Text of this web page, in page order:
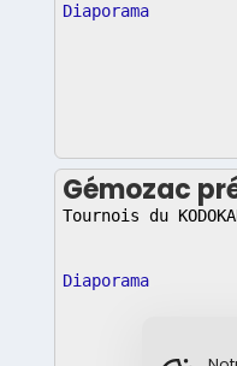
Diaporama
Gémozac
Tournois du
Diaporama